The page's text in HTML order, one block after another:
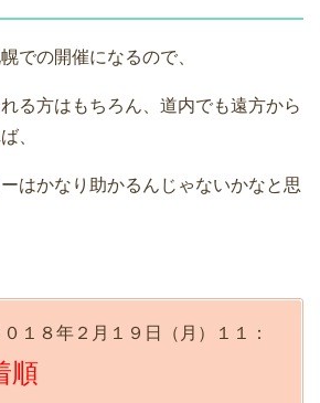
での開催になるので、
る方はもちろん、道内でも遠方から
、
はかなり助かるんじゃないかなと思
１８年２月１９日（月）１１：
順